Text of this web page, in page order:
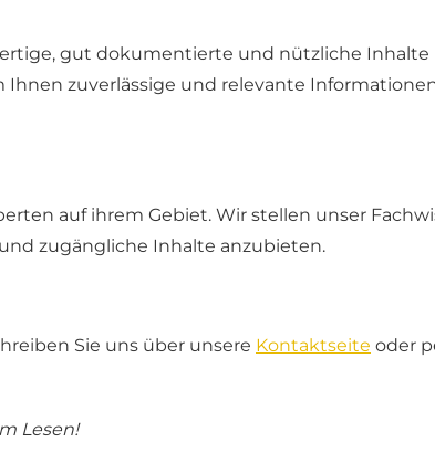
gut dokumentierte und nützliche Inhalte
zuverlässige und relevante
auf ihrem Gebiet. Wir stellen unser
zugängliche Inhalte anzubieten.
Sie uns über unsere Kontaktseite oder
Lesen!